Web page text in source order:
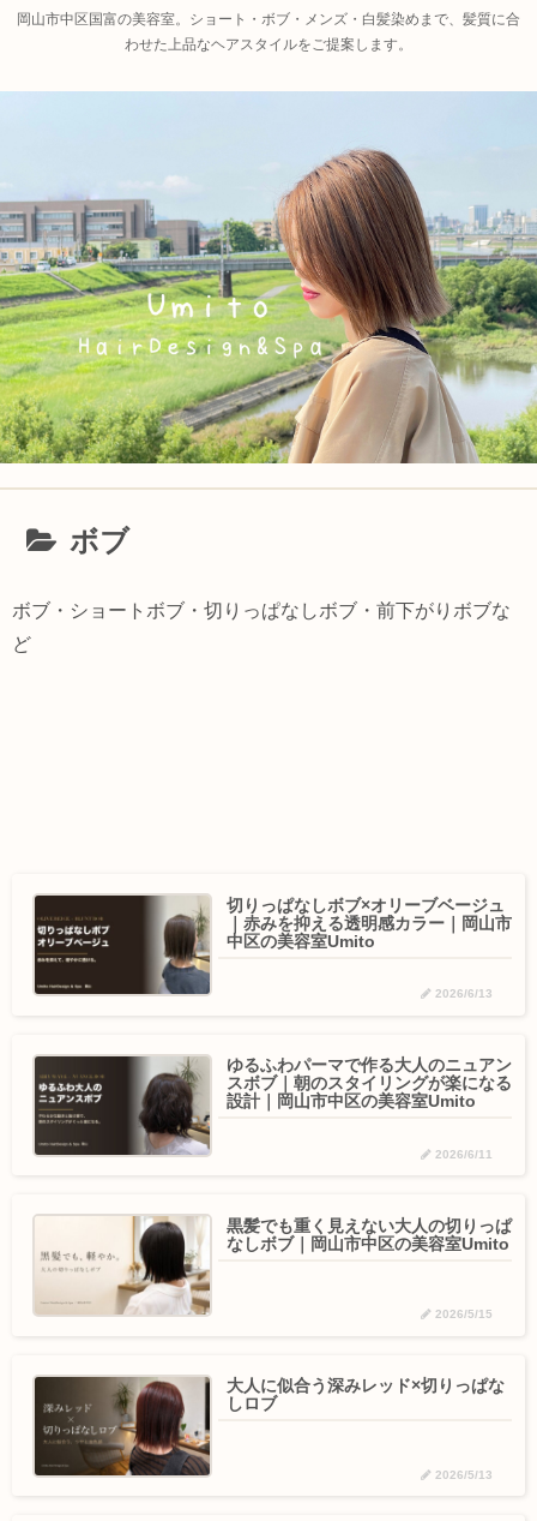
岡山市中区国富の美容室。ショート・ボブ・メンズ・白髪染めまで、髪質に合
わせた上品なヘアスタイルをご提案します。
ボブ
ボブ・ショートボブ・切りっぱなしボブ・前下がりボブな
ど
切りっぱなしボブ×オリーブベージュ
｜赤みを抑える透明感カラー｜岡山市
中区の美容室Umito
2026/6/13
ゆるふわパーマで作る大人のニュアン
スボブ｜朝のスタイリングが楽になる
設計｜岡山市中区の美容室Umito
2026/6/11
黒髪でも重く見えない大人の切りっぱ
なしボブ｜岡山市中区の美容室Umito
2026/5/15
大人に似合う深みレッド×切りっぱな
しロブ
2026/5/13